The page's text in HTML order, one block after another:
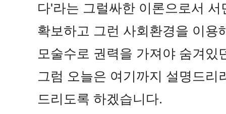
다'라는 그럴싸한 이론으로서
확보하고 그런 사회환경을 이용
모술수로 권력을 가져야 숨겨
그럼 오늘은 여기까지 설명드리
드리도록 하겠습니다.